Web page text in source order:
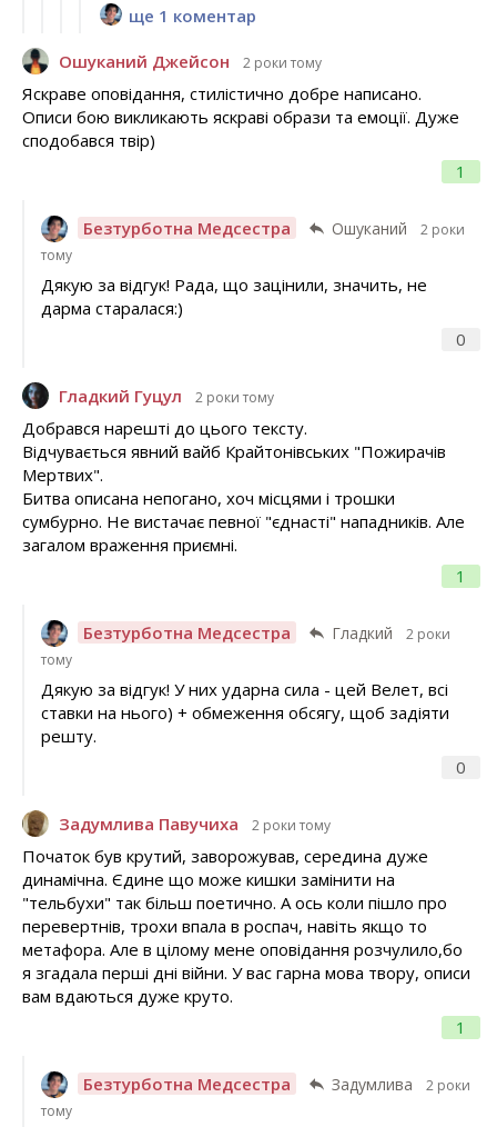
ще 1 коментар
Ошуканий Джейсон 2 роки тому
1
Яскраве оповідання, стилістично добре написано.
Описи бою викликають яскраві образи та емоції. Дуже
сподобався твір)
Безтурботна Медсестра Ошуканий
2 роки
тому
0
Дякую за відгук! Рада, що зацінили, значить, не
дарма старалася:)
Гладкий Гуцул 2 роки тому
1
Добрався нарешті до цього тексту.
Відчувається явний вайб Крайтонівських "Пожирачів
Мертвих".
Битва описана непогано, хоч місцями і трошки
сумбурно. Не вистачає певної "єднасті" нападників. Але
загалом враження приємні.
Безтурботна Медсестра Гладкий
2 роки
тому
0
Дякую за відгук! У них ударна сила - цей Велет, всі
ставки на нього) + обмеження обсягу, щоб задіяти
решту.
Задумлива Павучиха 2 роки тому
1
Початок був крутий, заворожував, середина дуже
динамічна. Єдине що може кишки замінити на
"тельбухи" так більш поетично. А ось коли пішло про
перевертнів, трохи впала в роспач, навіть якщо то
метафора. Але в цілому мене оповідання розчулило,бо
я згадала перші дні війни. У вас гарна мова твору, описи
вам вдаються дуже круто.
Безтурботна Медсестра Задумлива
2 роки
тому